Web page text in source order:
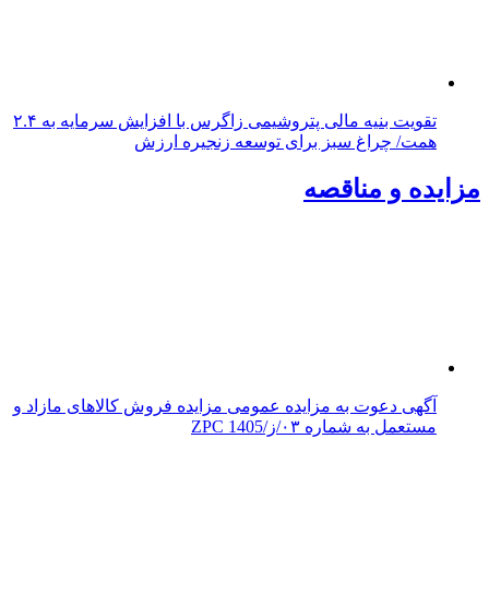
تقویت بنیه مالی پتروشیمی زاگرس با افزایش سرمایه به ۲.۴
همت/ چراغ سبز برای توسعه زنجیره ارزش
مزایده و مناقصه
آگهی دعوت به مزایده عمومی مزایده فروش کالاهای مازاد و
مستعمل به شماره ۰۳/ز/ZPC 1405